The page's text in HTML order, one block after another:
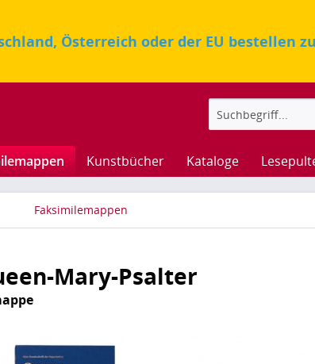
Österreich oder der EU bestellen
Kunstbücher Kataloge
Faksimilemappen
Mary-Psalter